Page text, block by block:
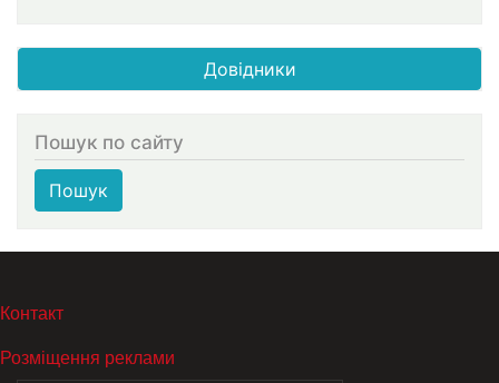
Довідники
Пошук по сайту
Пошук
МЕНЮ В ПОДВАЛЕ
Контакт
Розміщення реклами